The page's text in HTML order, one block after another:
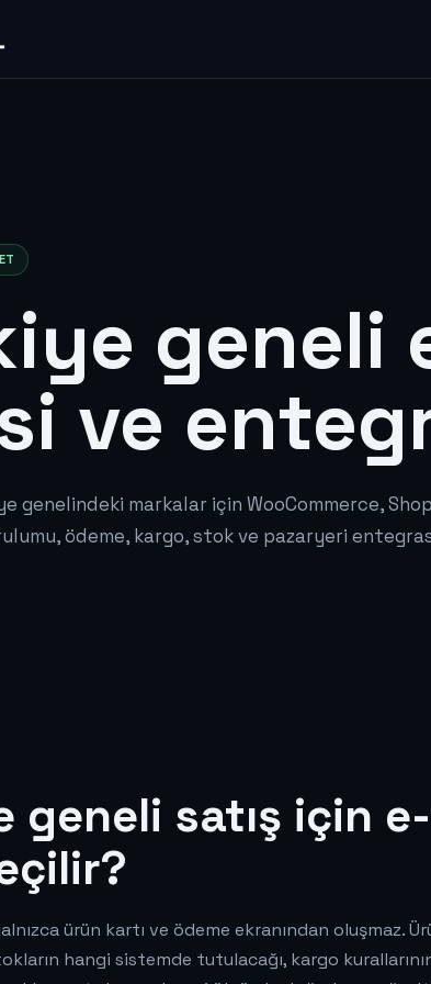
geneli
ve
genelindeki markalar için WooCommerce,
ödeme, kargo, stok ve pazaryeri
geneli satış için
ürün kartı ve ödeme ekranından oluşmaz.
hangi sistemde tutulacağı, kargo